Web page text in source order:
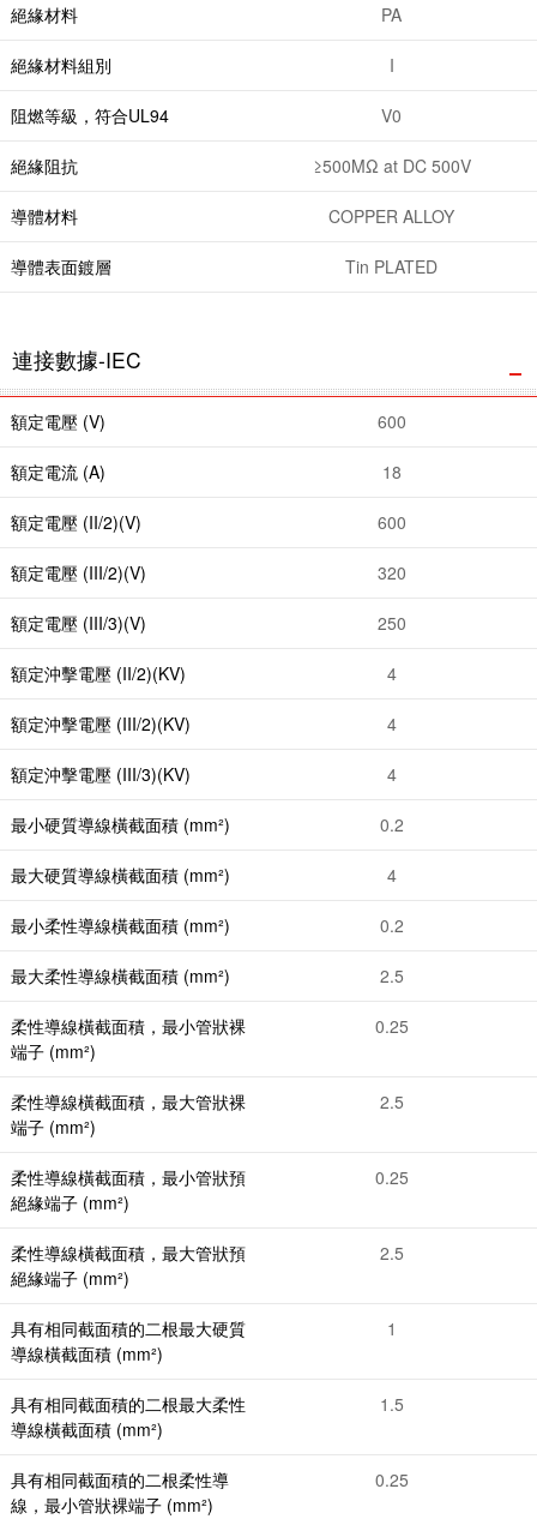
絕緣材料 PA
絕緣材料組別 I
阻燃等級，符合UL94 V0
絕緣阻抗 ≥500MΩ at DC 500V
導體材料 COPPER ALLOY
導體表面鍍層 Tin PLATED
連接數據-IEC
額定電壓 (V) 600
額定電流 (A) 18
額定電壓 (II/2)(V) 600
額定電壓 (III/2)(V) 320
額定電壓 (III/3)(V) 250
額定沖擊電壓 (II/2)(KV) 4
額定沖擊電壓 (III/2)(KV) 4
額定沖擊電壓 (III/3)(KV) 4
最小硬質導線橫截面積 (mm²) 0.2
最大硬質導線橫截面積 (mm²) 4
最小柔性導線橫截面積 (mm²) 0.2
最大柔性導線橫截面積 (mm²) 2.5
柔性導線橫截面積，最小管狀裸
端子 (mm²)
0.25
柔性導線橫截面積，最大管狀裸
端子 (mm²)
2.5
柔性導線橫截面積，最小管狀預
絕緣端子 (mm²)
0.25
柔性導線橫截面積，最大管狀預
絕緣端子 (mm²)
2.5
具有相同截面積的二根最大硬質
導線橫截面積 (mm²)
1
具有相同截面積的二根最大柔性
導線橫截面積 (mm²)
1.5
具有相同截面積的二根柔性導
線，最小管狀裸端子 (mm²)
0.25